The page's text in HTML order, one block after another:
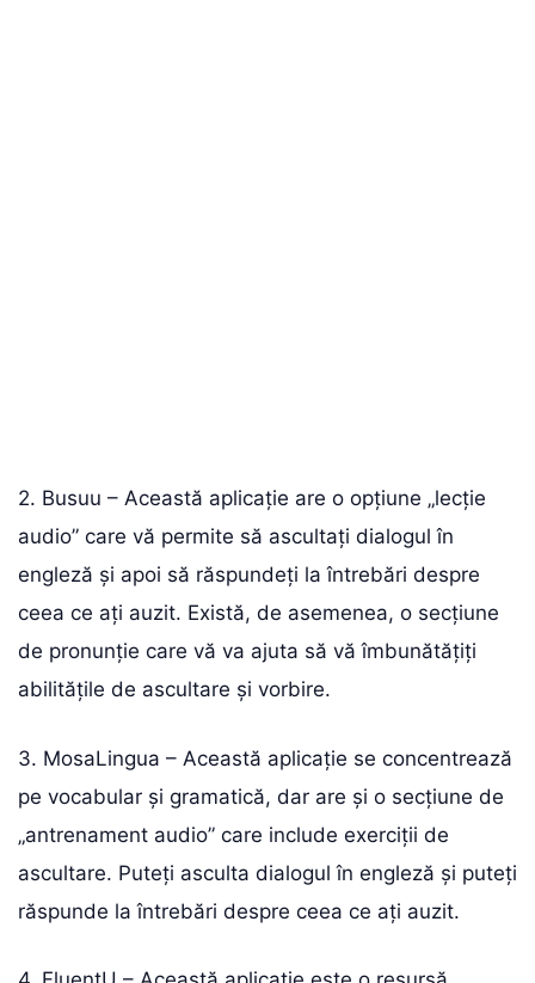
2. Busuu – Această aplicație are o opțiune „lecție
audio” care vă permite să ascultați dialogul în
engleză și apoi să răspundeți la întrebări despre
ceea ce ați auzit. Există, de asemenea, o secțiune
de pronunție care vă va ajuta să vă îmbunătățiți
abilitățile de ascultare și vorbire.
3. MosaLingua – Această aplicație se concentrează
pe vocabular și gramatică, dar are și o secțiune de
„antrenament audio” care include exerciții de
ascultare. Puteți asculta dialogul în engleză și puteți
răspunde la întrebări despre ceea ce ați auzit.